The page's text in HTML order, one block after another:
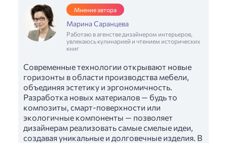
Мнение автора
Марина Саранцева
Работаю в агенстве дизайнером интерьеров,
увлекаюсь кулинарией и чтением исторических
книг
Современные технологии открывают новые
горизонты в области производства мебели,
объединяя эстетику и эргономичность.
Разработка новых материалов — будь то
композиты, смарт-поверхности или
экологичные компоненты — позволяет
дизайнерам реализовать самые смелые идеи,
создавая уникальные и долговечные изделия. В